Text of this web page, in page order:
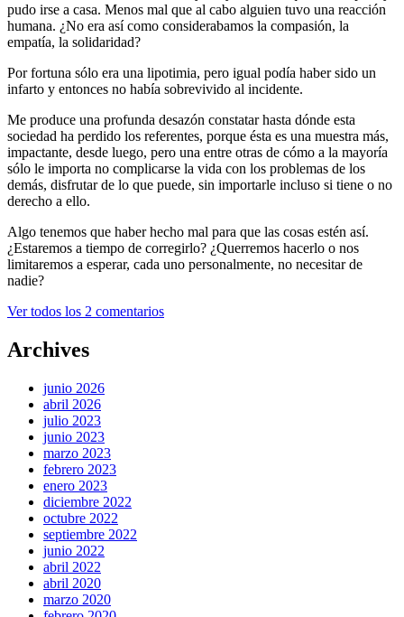
pudo irse a casa. Menos mal que al cabo alguien tuvo una reacción
humana. ¿No era así como considerabamos la compasión, la
empatía, la solidaridad?
Por fortuna sólo era una lipotimia, pero igual podía haber sido un
infarto y entonces no había sobrevivido al incidente.
Me produce una profunda desazón constatar hasta dónde esta
sociedad ha perdido los referentes, porque ésta es una muestra más,
impactante, desde luego, pero una entre otras de cómo a la mayoría
sólo le importa no complicarse la vida con los problemas de los
demás, disfrutar de lo que puede, sin importarle incluso si tiene o no
derecho a ello.
Algo tenemos que haber hecho mal para que las cosas estén así.
¿Estaremos a tiempo de corregirlo? ¿Querremos hacerlo o nos
limitaremos a esperar, cada uno personalmente, no necesitar de
nadie?
Ver todos los 2 comentarios
Archives
junio 2026
abril 2026
julio 2023
junio 2023
marzo 2023
febrero 2023
enero 2023
diciembre 2022
octubre 2022
septiembre 2022
junio 2022
abril 2022
abril 2020
marzo 2020